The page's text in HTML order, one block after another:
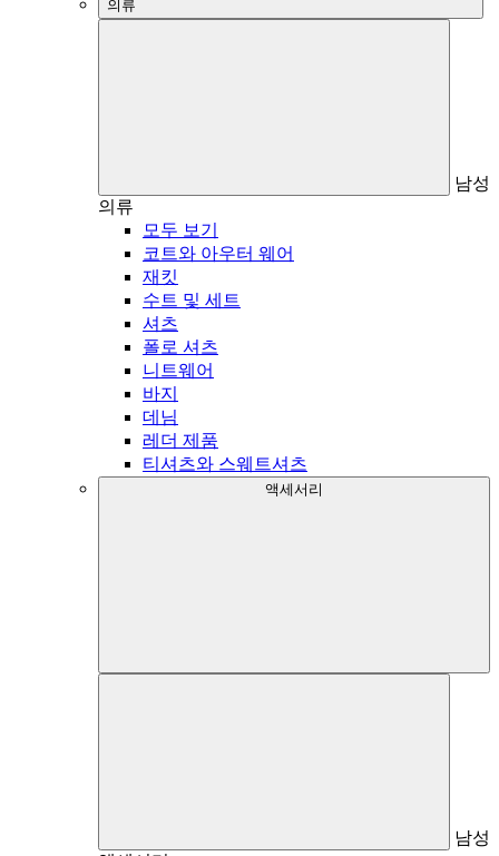
의류
남성
의류
모두 보기
코트와 아우터 웨어
재킷
수트 및 세트
셔츠
폴로 셔츠
니트웨어
바지
데님
레더 제품
티셔츠와 스웨트셔츠
액세서리
남성